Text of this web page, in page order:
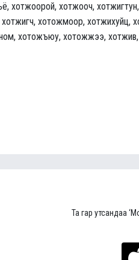
хотжоорой, хотжооч,
хотожмоор, хотжихуйц,
хотожъюу, хотожжээ,
Та гар утсандаа